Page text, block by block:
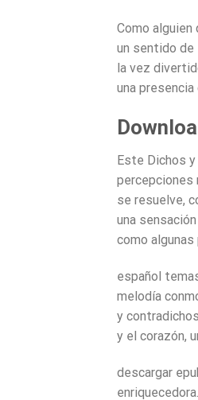
Como alguien
un sentido de
la vez
una
Este Dichos
percepciones
se resuelve,
una
como
español
melodía
y
y el corazón,
descargar